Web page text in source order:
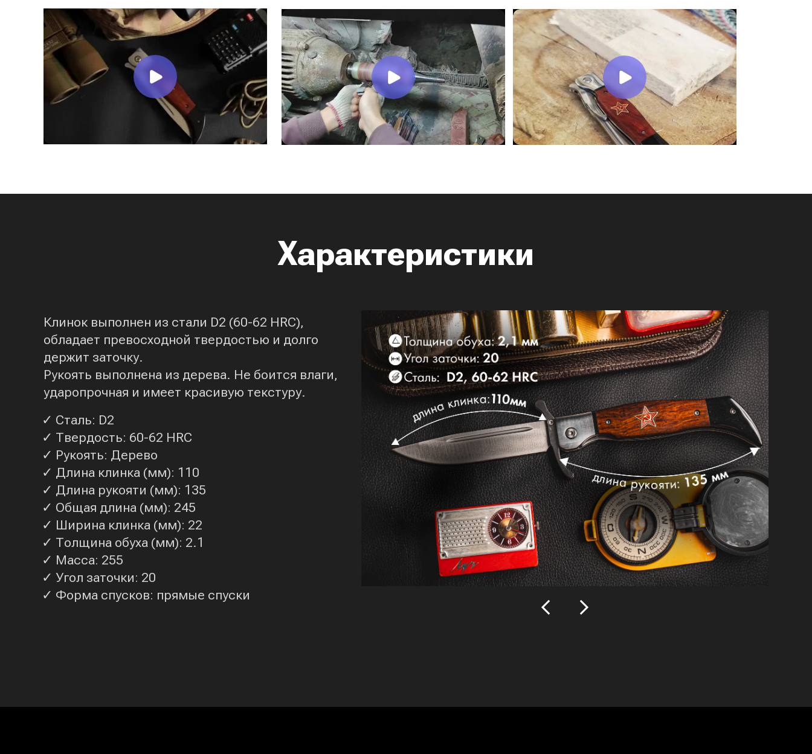
Клинок выполнен из стали D2 (60-62 HRC),
обладает превосходной твердостью и долго
держит заточку.
Рукоять выполнена из дерева. Не боится влаги,
ударопрочная и имеет красивую текстуру.
Характеристики
✓ Сталь: D2
✓ Твердость: 60-62 HRC
✓ Рукоять: Дерево
✓ Длина клинка (мм): 110
✓ Длина рукояти (мм): 135
✓ Общая длина (мм): 245
✓ Ширина клинка (мм): 22
✓ Толщина обуха (мм): 2.1
✓ Масса: 255
✓ Угол заточки: 20
✓ Форма спусков: прямые спуски